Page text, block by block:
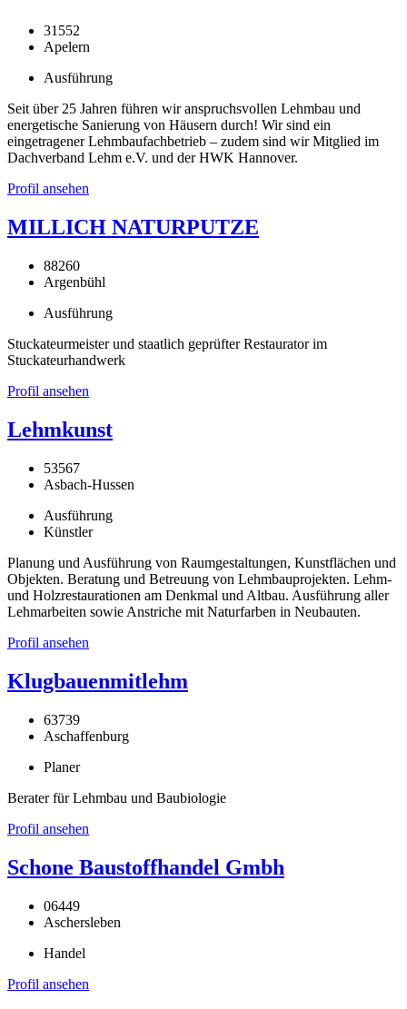
31552
Apelern
Ausführung
Seit über 25 Jahren führen wir anspruchsvollen Lehmbau und
energetische Sanierung von Häusern durch! Wir sind ein
eingetragener Lehmbaufachbetrieb – zudem sind wir Mitglied im
Dachverband Lehm e.V. und der HWK Hannover.
Profil ansehen
MILLICH NATURPUTZE
88260
Argenbühl
Ausführung
Stuckateurmeister und staatlich geprüfter Restaurator im
Stuckateurhandwerk
Profil ansehen
Lehmkunst
53567
Asbach-Hussen
Ausführung
Künstler
Planung und Ausführung von Raumgestaltungen, Kunstflächen und
Objekten. Beratung und Betreuung von Lehmbauprojekten. Lehm-
und Holzrestaurationen am Denkmal und Altbau. Ausführung aller
Lehmarbeiten sowie Anstriche mit Naturfarben in Neubauten.
Profil ansehen
Klugbauenmitlehm
63739
Aschaffenburg
Planer
Berater für Lehmbau und Baubiologie
Profil ansehen
Schone Baustoffhandel Gmbh
06449
Aschersleben
Handel
Profil ansehen